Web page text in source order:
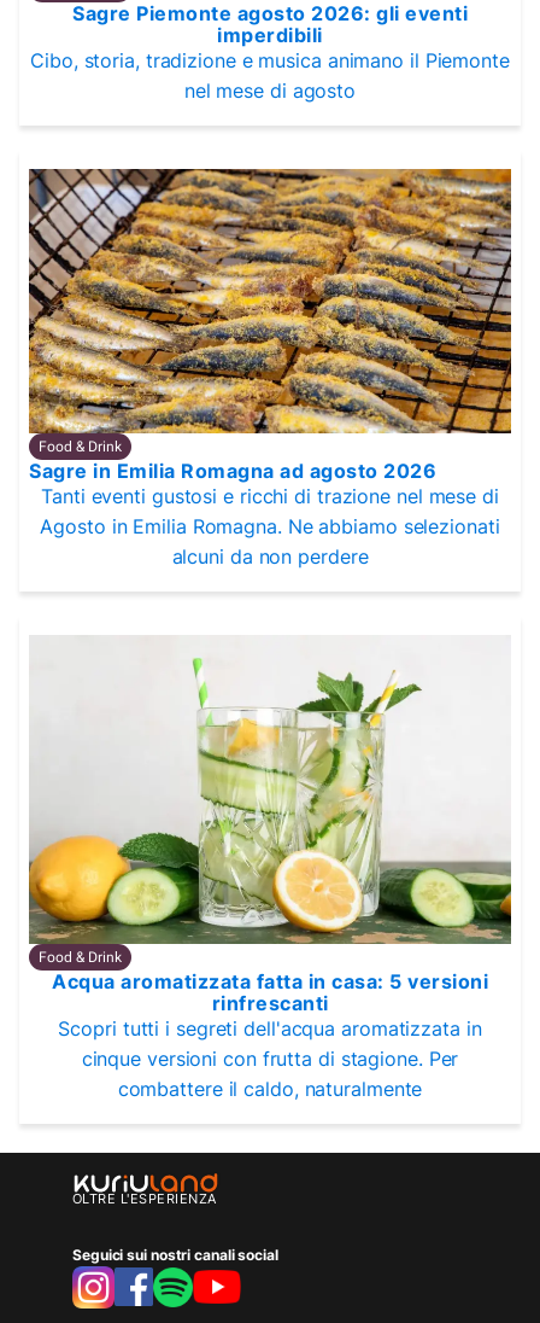
Sagre Piemonte agosto 2026: gli eventi
imperdibili
Cibo, storia, tradizione e musica animano il Piemonte
nel mese di agosto
Food & Drink
Sagre in Emilia Romagna ad agosto 2026
Tanti eventi gustosi e ricchi di trazione nel mese di
Agosto in Emilia Romagna. Ne abbiamo selezionati
alcuni da non perdere
Food & Drink
Acqua aromatizzata fatta in casa: 5 versioni
rinfrescanti
Scopri tutti i segreti dell'acqua aromatizzata in
cinque versioni con frutta di stagione. Per
combattere il caldo, naturalmente
OLTRE L'ESPERIENZA
Seguici sui nostri canali social